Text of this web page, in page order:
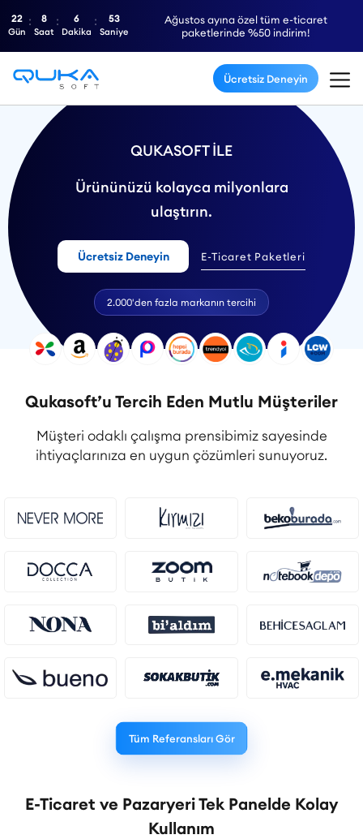
Ağustos ayına özel tüm e-ticaret
paketlerinde %50 indirim!
22
Gün
8
Saat
6
Dakika
52
Saniye
Ücretsiz Deneyin
QUKASOFT İLE
Ürününüzü kolayca milyonlara
ulaştırın.
Ücretsiz Deneyin E-Ticaret Paketleri
2.000'den fazla markanın tercihi
Qukasoft’u Tercih Eden Mutlu Müşteriler
Müşteri odaklı çalışma prensibimiz sayesinde
ihtiyaçlarınıza en uygun çözümleri sunuyoruz.
Tüm Referansları Gör
E-Ticaret ve Pazaryeri Tek Panelde Kolay
Kullanım